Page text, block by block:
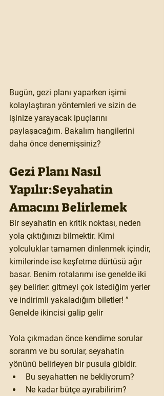
Bugün, gezi planı yaparken işimi
kolaylaştıran yöntemleri ve sizin de
işinize yarayacak ipuçlarını
paylaşacağım. Bakalım hangilerini
daha önce denemişsiniz?
Gezi Planı Nasıl
Yapılır:Seyahatin
Amacını Belirlemek
Bir seyahatin en kritik noktası, neden
yola çıktığınızı bilmektir. Kimi
yolculuklar tamamen dinlenmek içindir,
kimilerinde ise keşfetme dürtüsü ağır
basar. Benim rotalarımı ise genelde iki
şey belirler: gitmeyi çok istediğim yerler
ve indirimli yakaladığım biletler! ”
Genelde ikincisi galip gelir
Yola çıkmadan önce kendime sorular
sorarım ve bu sorular, seyahatin
yönünü belirleyen bir pusula gibidir.
Bu seyahatten ne bekliyorum?
Ne kadar bütçe ayırabilirim?